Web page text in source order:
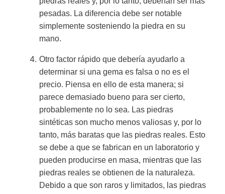
pesadas. La diferencia debe ser notable
simplemente sosteniendo la piedra en su
mano.
Otro factor rápido que debería ayudarlo a
determinar si una gema es falsa o no es el
precio. Piensa en ello de esta manera; si
parece demasiado bueno para ser cierto,
probablemente no lo sea. Las piedras
sintéticas son mucho menos valiosas y, por lo
tanto, más baratas que las piedras reales. Esto
se debe a que se fabrican en un laboratorio y
pueden producirse en masa, mientras que las
piedras reales se obtienen de la naturaleza.
Debido a que son raros y limitados, las piedras